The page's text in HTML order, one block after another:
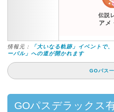
伝説
アメ
情報元：
「大いなる軌跡」イベント
ーバル」への道が開かれます
GOパス
GOパスデラックス